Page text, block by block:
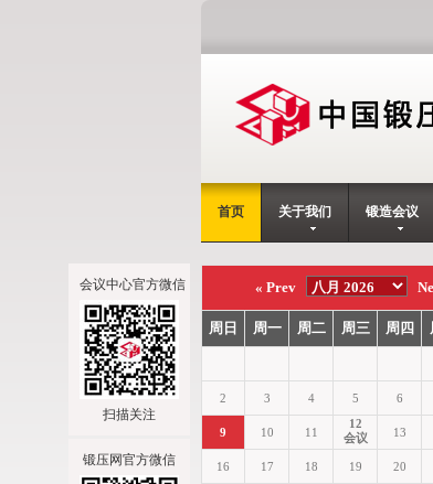
首页 关于我们 锻造会议
会议中心官方微信
扫描关注
锻压网官方微信